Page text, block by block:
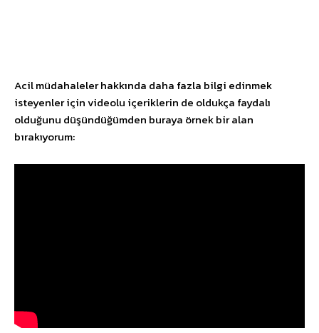
Acil müdahaleler hakkında daha fazla bilgi edinmek
isteyenler için videolu içeriklerin de oldukça faydalı
olduğunu düşündüğümden buraya örnek bir alan
bırakıyorum: